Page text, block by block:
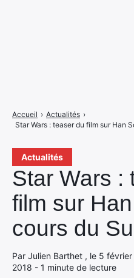
Actualités
Star Wars :
film sur
cours du
Par Julien Barthet , le 5
2018 - 1 minute de lecture
Accueil › Actualités ›
Star Wars : teaser du film sur Han